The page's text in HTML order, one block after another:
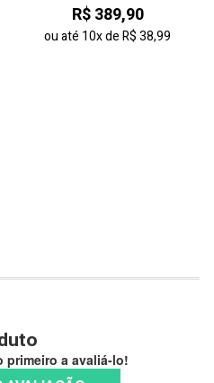
R$ 389,90
ou até 10xdeR$ 38,99
primeiro a avaliá-lo!